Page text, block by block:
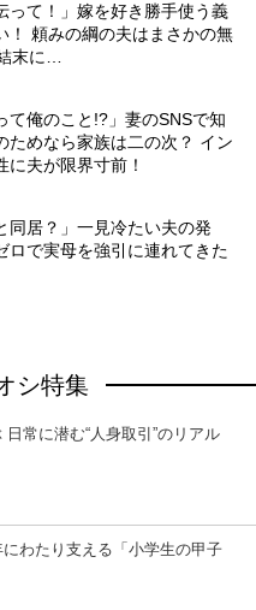
って！」嫁を好き勝手使う義
！ 頼みの綱の夫はまさかの無
末に…
て俺のこと!?」妻のSNSで知
めなら家族は二の次？ イン
に夫が限界寸前！
同居？」一見冷たい夫の発
で実母を強引に連れてきた
シ特集
常に潜む“人身取引”のリアル
わたり支える「小学生の甲子